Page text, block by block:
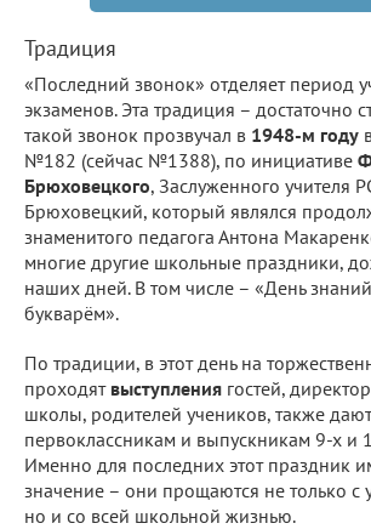
Традиция
«Последний звонок» отделяет период
экзаменов. Эта традиция – достаточно
такой звонок прозвучал в 1948-м году
№182 (сейчас №1388), по инициативе
Брюховецкого, Заслуженного учителя
Брюховецкий, который являлся
знаменитого педагога Антона
многие другие школьные праздники,
наших дней. В том числе – «День
букварём».
По традиции, в этот день на
проходят выступления гостей,
школы, родителей учеников, также
первоклассникам и выпускникам 9-х и
Именно для последних этот праздник
значение – они прощаются не только с
но и со всей школьной жизнью.